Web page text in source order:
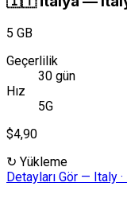
5 GB
Geçerlilik
30 gün
Hız
5G
$4,90
↻ Yükleme
Detayları Gör — Italy